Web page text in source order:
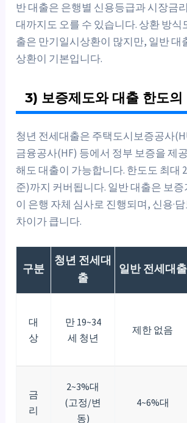
반 대출은 은행별 신용등급과 시장금
대까지도 오를 수 있습니다. 상환 방식
출은 만기일시상환이 많지만, 일반 대
상환이 기본입니다.
3) 보증제도와 대출 한도의
청년 전세대출은 주택도시보증공사
금융공사(HF) 등에서 정부 보증을 제
해도 대출이 가능합니다. 한도도 최대
준)까지 커버됩니다. 일반 대출은 보증
이 은행 자체 심사로 진행되며, 신용·
차이가 큽니다.
구분
청년 전세대
출
일반 전세대출
대
상
만 19~34
세 청년
제한 없음
금
리
2~3%대
(고정/변
동)
4~6%대